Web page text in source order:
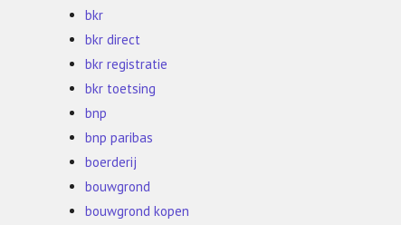
bkr
bkr direct
bkr registratie
bkr toetsing
bnp
bnp paribas
boerderij
bouwgrond
bouwgrond kopen